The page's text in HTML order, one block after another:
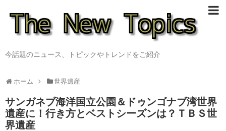
今話題のニュース、トピックやトレンドをご紹介
ホーム 世界遺産
サンガネブ海洋国立公園＆ドゥンゴナブ湾世界
遺産に！行き方とベストシーズンは？ＴＢＳ世
界遺産